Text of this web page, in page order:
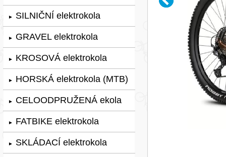
► SILNIČNÍ elektrokola
► GRAVEL elektrokola
► KROSOVÁ elektrokola
► HORSKÁ elektrokola (MTB)
► CELOODPRUŽENÁ ekola
► FATBIKE elektrokola
► SKLÁDACÍ elektrokola